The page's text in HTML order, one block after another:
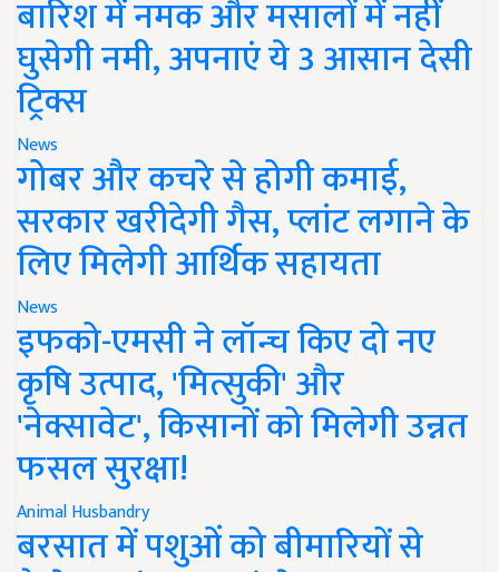
बारिश में नमक और मसालों में नहीं
घुसेगी नमी, अपनाएं ये 3 आसान देसी
ट्रिक्स
News
गोबर और कचरे से होगी कमाई,
सरकार खरीदेगी गैस, प्लांट लगाने के
लिए मिलेगी आर्थिक सहायता
News
इफको-एमसी ने लॉन्च किए दो नए
कृषि उत्पाद, 'मित्सुकी' और
'नेक्सावेट', किसानों को मिलेगी उन्नत
फसल सुरक्षा!
Animal Husbandry
बरसात में पशुओं को बीमारियों से